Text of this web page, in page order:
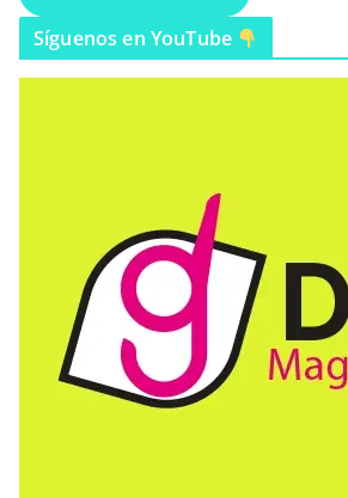
Síguenos en YouTube